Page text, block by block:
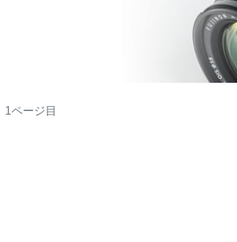
1ページ目